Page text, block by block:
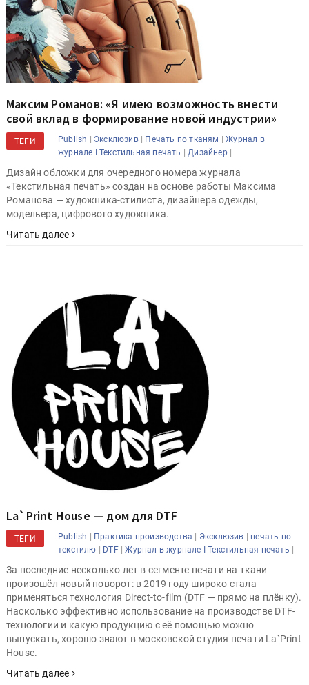
Максим Романов: «Я имею возможность внести
свой вклад в формирование новой индустрии»
ТЕГИ Publish | Эксклюзив| Печать по тканям |Журнал в
журнале I Текстильная печать | Дизайнер|
Дизайн обложки для очередного номера журнала
«Текстильная печать» создан на основе работы Максима
Романова — художника-стилиста, дизайнера одежды,
модельера, цифрового художника.
Читать далее
La`Print House — дом для DTF
ТЕГИ Publish | Практика производства | Эксклюзив | печать по
текстилю | DTF|Журнал в журнале I Текстильная печать |
За последние несколько лет в сегменте печати на ткани
произошёл новый поворот: в 2019 году широко стала
применяться технология Direct-to-film (DTF — прямо на плёнку).
Насколько эффективно использование на производстве DTF-
технологии и какую продукцию с её помощью можно
выпускать, хорошо знают в московской студия печати La`Print
House.
Читать далее